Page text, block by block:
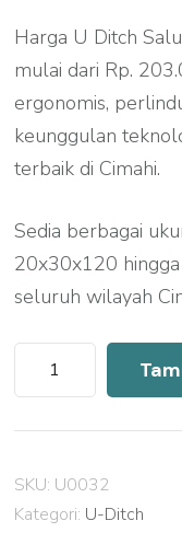
Harga U Ditch
mulai dari Rp.
ergonomis,
keunggulan
terbaik di Cimahi.
Sedia berbagai
20x30x120
seluruh wilayah
Kuantitas
Harga
U
Cimahi
SKU: U0032
Kategori: U-Ditch